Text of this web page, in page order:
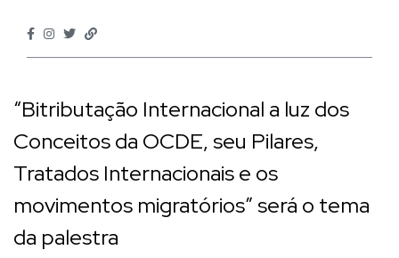
“Bitributação Internacional a luz dos
Conceitos da OCDE, seu Pilares,
Tratados Internacionais e os
movimentos migratórios” será o tema
da palestra